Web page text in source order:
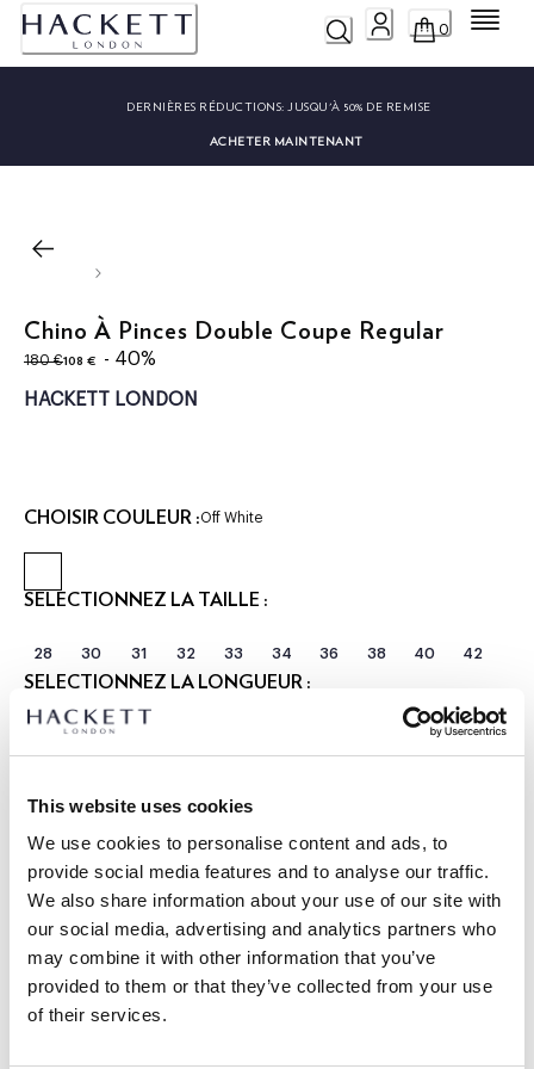
This website uses cookies
We use cookies to personalise content and ads, to
provide social media features and to analyse our traffic.
We also share information about your use of our site with
our social media, advertising and analytics partners who
may combine it with other information that you’ve
provided to them or that they’ve collected from your use
of their services.
0 Menu
DERNIÈRES RÉDUCTIONS: JUSQU'À 50% DE REMISE
ACHETER MAINTENANT
Chino À Pinces Double Coupe Regular
180 €
original price 180 €
108 €
current price 108 €
- 40%
HACKETT LONDON
CHOISIR COULEUR :Off White
SÉLECTIONNEZ LA TAILLE :
28 30 31 32 33 34 36 38 40 42
SÉLECTIONNEZ LA LONGUEUR :
COURT RÉGULIER
Taille du mannequin:1.89 m
GUIDE DES TAILLES
DÉTAILS DU PRODUIT
DESCRIPTION
HM2100099
-Hackett London
LIVRAISON ET RETOURS
Livraison et retours gratuits